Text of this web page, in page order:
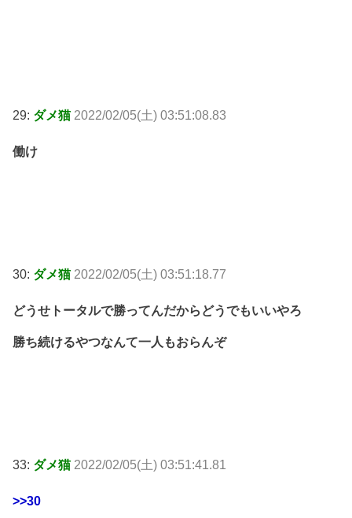
29: ダメ猫 2022/02/05(土) 03:51:08.83
働け
30: ダメ猫 2022/02/05(土) 03:51:18.77
どうせトータルで勝ってんだからどうでもいいやろ
勝ち続けるやつなんて一人もおらんぞ
33: ダメ猫 2022/02/05(土) 03:51:41.81
>>30